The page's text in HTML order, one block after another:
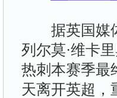
据英国媒体
列尔莫·维卡
热刺本赛季最
天离开英超，